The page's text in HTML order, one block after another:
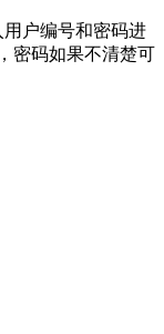
户编号和密码进
密码如果不清楚可